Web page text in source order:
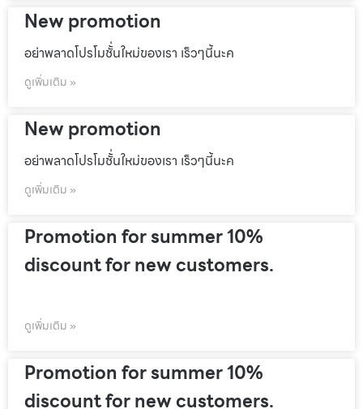
New promotion
อย่าพลาดโปรโมชั้่นใหม่ของเรา เร็วๆนี้นะค
ดูเพิ่มเติม »
New promotion
อย่าพลาดโปรโมชั้่นใหม่ของเรา เร็วๆนี้นะค
ดูเพิ่มเติม »
Promotion for summer 10%
discount for new customers.
ดูเพิ่มเติม »
Promotion for summer 10%
discount for new customers.